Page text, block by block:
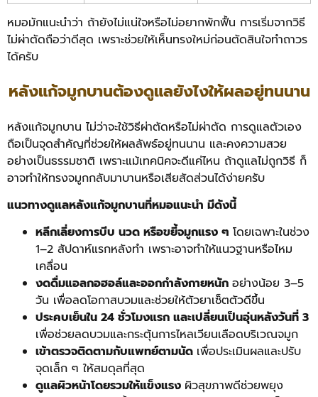
หมอมักแนะนำว่า ถ้ายังไม่แน่ใจหรือไม่อยากพักฟื้น การเริ่มจากวิธี
ไม่ผ่าตัดถือว่าดีสุด เพราะช่วยให้เห็นทรงใหม่ก่อนตัดสินใจทำถาวร
ได้ครับ
หลังแก้จมูกบานต้องดูแลยังไงให้ผลอยู่ทนนาน
หลังแก้จมูกบาน ไม่ว่าจะใช้วิธีผ่าตัดหรือไม่ผ่าตัด การดูแลตัวเอง
ถือเป็นจุดสำคัญที่ช่วยให้ผลลัพธ์อยู่ทนนาน และคงความสวย
อย่างเป็นธรรมชาติ เพราะแม้เทคนิคจะดีแค่ไหน ถ้าดูแลไม่ถูกวิธี ก็
อาจทำให้ทรงจมูกกลับมาบานหรือเสียสัดส่วนได้ง่ายครับ
แนวทางดูแลหลังแก้จมูกบานที่หมอแนะนำ มีดังนี้
หลีกเลี่ยงการบีบ นวด หรือขยี้จมูกแรง ๆ โดยเฉพาะในช่วง
1–2 สัปดาห์แรกหลังทำ เพราะอาจทำให้แนวฐานหรือไหม
เคลื่อน
งดดื่มแอลกอฮอล์และออกกำลังกายหนัก อย่างน้อย 3–5
วัน เพื่อลดโอกาสบวมและช่วยให้ตัวยาเซ็ตตัวดีขึ้น
ประคบเย็นใน 24 ชั่วโมงแรก และเปลี่ยนเป็นอุ่นหลังวันที่ 3
เพื่อช่วยลดบวมและกระตุ้นการไหลเวียนเลือดบริเวณจมูก
เข้าตรวจติดตามกับแพทย์ตามนัด เพื่อประเมินผลและปรับ
จุดเล็ก ๆ ให้สมดุลที่สุด
ดูแลผิวหน้าโดยรวมให้แข็งแรง ผิวสุขภาพดีช่วยพยุง